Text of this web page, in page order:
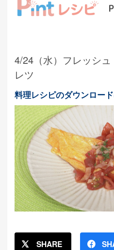
4/24（水）フレッシ
レツ
料理レシピのダウンロー
SHARE